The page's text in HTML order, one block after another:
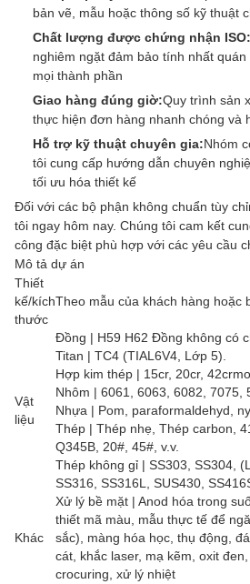
bản vẽ, mẫu hoặc thông số kỹ thuật
Chất lượng được chứng nhận ISO:
nghiêm ngặt đảm bảo tính nhất
mọi thành phần
Giao hàng đúng giờ:Quy trình sản
thực hiện đơn hàng nhanh chóng và
Hỗ trợ kỹ thuật chuyên gia:Nhóm
tôi cung cấp hướng dẫn chuyên
tối ưu hóa thiết kế
Đối với các bộ phận không chuẩn tùy
tôi ngay hôm nay. Chúng tôi cam kết
công đặc biệt phù hợp với các yêu cầu
Mô tả dự án
Thiết
kế/kích
thước
Theo mẫu của khách hàng hoặc
Vật
liệu
Đồng | H59 H62 Đồng không có
Titan | TC4 (TIAL6V4, Lớp 5).
Hợp kim thép | 15cr, 20cr, 42crmo
Nhôm | 6061, 6063, 6082, 7075,
Nhựa | Pom, paraformaldehyd,
Thép | Thép nhẹ, Thép carbon,
Q345B, 20#, 45#, v.v.
Thép không gỉ | SS303, SS304,
SS316, SS316L, SUS430,
Khác
Xử lý bề mặt | Anod hóa trong
thiết mã màu, mẫu thực tế để
sắc), màng hóa học, thụ động,
cát, khắc laser, mạ kẽm, oxit
crocuring, xử lý nhiệt